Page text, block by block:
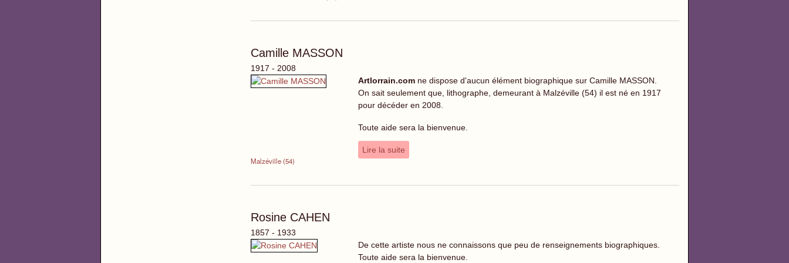
Camille MASSON
1917 - 2008
Artlorrain.comne dispose d'aucun élément biographique sur Camille MASSON.
On sait seulement que, lithographe, demeurant à Malzéville (54) il est né en 1917
pour décéder en 2008.
Toute aide sera la bienvenue.
Lire la suite
Malzéville (54)
Rosine CAHEN
1857 - 1933
De cette artiste nous ne connaissons que peu de renseignements biographiques.
Toute aide sera la bienvenue.